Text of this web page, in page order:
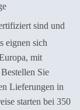
sind und
eignen sich
mit
Sie
Lieferungen in
starten bei 350